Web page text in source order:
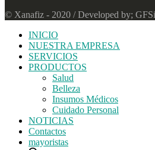
© Xanafiz - 2020 / Developed by;
INICIO
NUESTRA EMPRESA
SERVICIOS
PRODUCTOS
Salud
Belleza
Insumos Médicos
Cuidado Personal
NOTICIAS
Contactos
mayoristas